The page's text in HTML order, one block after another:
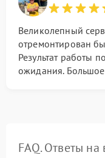
Великолепный
отремонтирован
Результат работы
ожидания.
FAQ. Ответы